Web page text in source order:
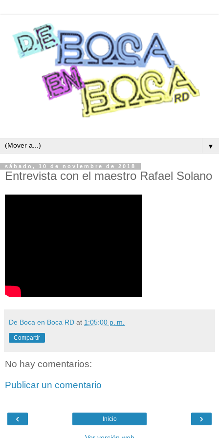
▼
sábado, 10 de noviembre de 2018
Entrevista con el maestro Rafael Solano
De Boca en Boca RD at 1:05:00 p. m.
Compartir
No hay comentarios:
Publicar un comentario
‹ ›
Inicio